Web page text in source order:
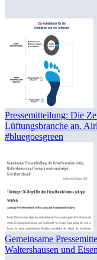
Pressemitteilung: Die
Lüftungsbranche an.
#bluegoesgreen
Gemeinsame
Waltershausen und